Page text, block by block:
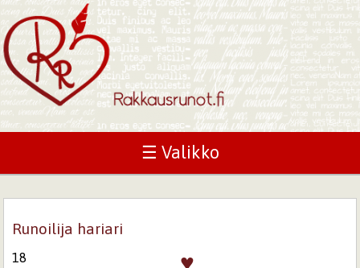
☰ Valikko
Runoilija hariari
♥
18